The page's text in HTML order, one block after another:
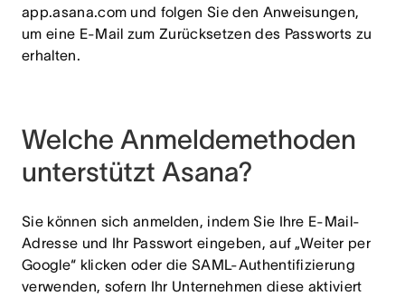
app.asana.com und folgen Sie den Anweisungen,
um eine E-Mail zum Zurücksetzen des Passworts zu
erhalten.
Welche Anmeldemethoden
unterstützt Asana?
Sie können sich anmelden, indem Sie Ihre E-Mail-
Adresse und Ihr Passwort eingeben, auf „Weiter per
Google“ klicken oder die SAML-Authentifizierung
verwenden, sofern Ihr Unternehmen diese aktiviert